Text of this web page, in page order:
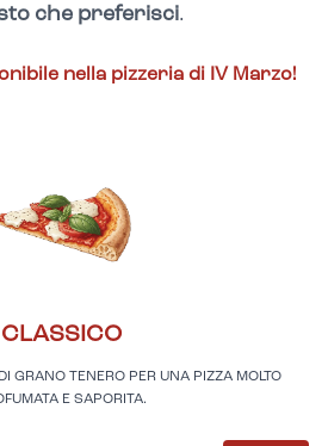
che preferisci.
nella pizzeria di IV Marzo!
CLASSICO
GRANO TENERO PER UNA PIZZA MOLTO
E SAPORITA.